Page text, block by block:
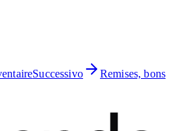
Successivo
Remises, bons